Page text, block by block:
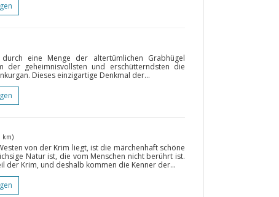
eine Menge der altertümlichen Grabhügel
geheimnisvollsten und erschütterndsten die
Dieses einzigartige Denkmal der...
km)
von der Krim liegt, ist die märchenhaft schöne
Natur ist, die vom Menschen nicht berührt ist.
der Krim, und deshalb kommen die Kenner der...